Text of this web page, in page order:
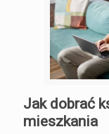
Jak dobrać
mieszkania